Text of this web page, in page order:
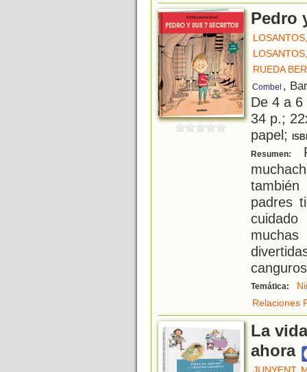
Pedro
RUEDA
Combel ,
De 4 a
34 p.;
papel;
Resumen:
padres
Temática:
Relaciones
La
ahora